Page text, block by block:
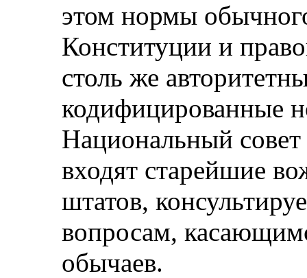
этом нормы
Конституции и
столь же
кодифицированные
Национальный совет
входят старейшие
штатов,
вопросам,
обычаев.